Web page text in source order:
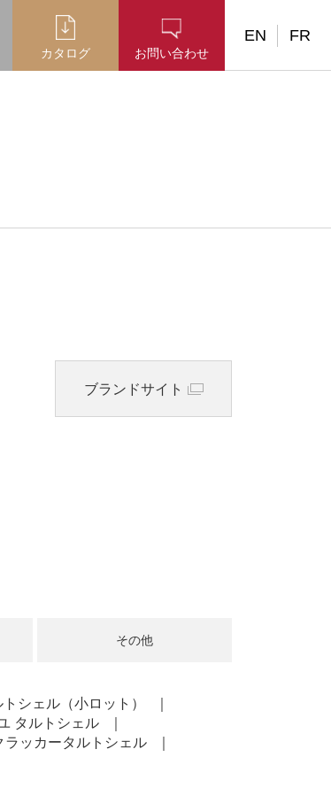
カタログ お問い合わせ
EN FR
ブランドサイト
その他
シェル（小ロット）
タルトシェル
ラッカータルトシェル